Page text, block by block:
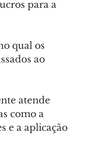
para a
qual os
ao
atende
como a
e a aplicação